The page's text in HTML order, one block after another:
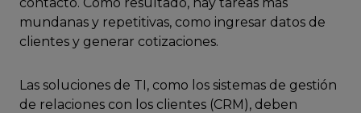
mundanas y repetitivas, como ingresar datos de
clientes y generar cotizaciones.
Las soluciones de TI, como los sistemas de gestión
de relaciones con los clientes (CRM), deben